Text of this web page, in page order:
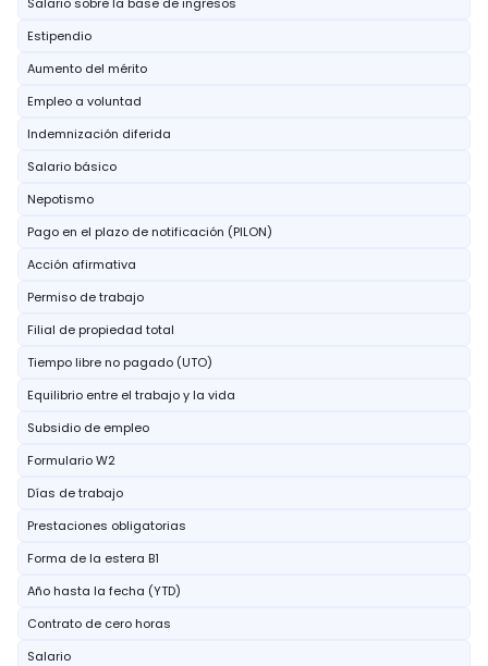
Estipendio
Aumento del mérito
Empleo a voluntad
Indemnización diferida
Salario básico
Nepotismo
Pago en el plazo de notificación (PILON)
Acción afirmativa
Permiso de trabajo
Filial de propiedad total
Tiempo libre no pagado (UTO)
Equilibrio entre el trabajo y la vida
Subsidio de empleo
Formulario W2
Días de trabajo
Prestaciones obligatorias
Forma de la estera B1
Año hasta la fecha (YTD)
Contrato de cero horas
Salario